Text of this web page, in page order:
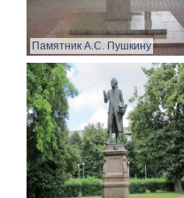
Памятник А.С. Пушкину